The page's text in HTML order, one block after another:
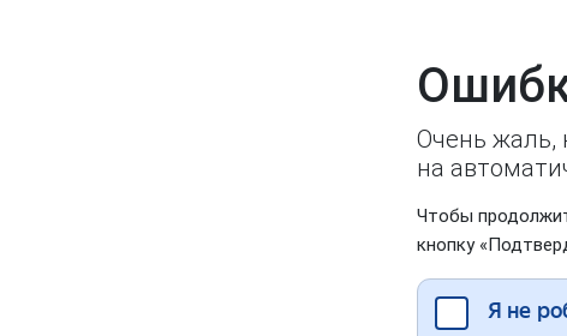
Очень жаль,
на
Чтобы
кнопку